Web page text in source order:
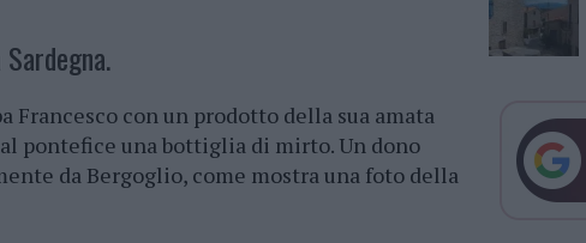
Francesco con un prodotto della sua amata
pontefice una bottiglia di mirto. Un dono
da Bergoglio, come mostra una foto della